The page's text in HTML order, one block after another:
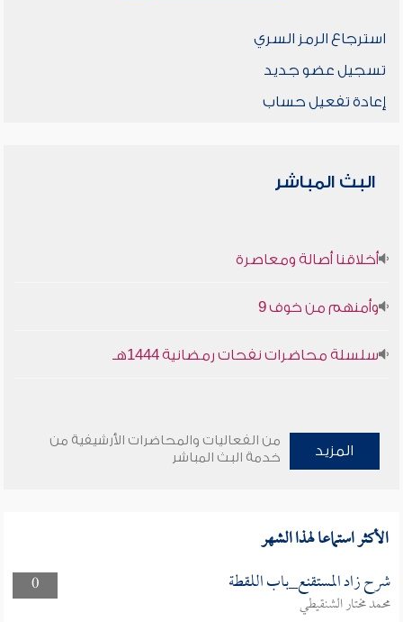
استرجاع الرمز السري
تسجيل عضو جديد
إعادة تفعيل حساب
البث المباشر
أخلاقنا أصالة ومعاصرة
وأمنهم من خوف 9
سلسلة محاضرات نفحات رمضانية 1444هـ
المزيد
من الفعاليات والمحاضرات الأرشيفية من
خدمة البث المباشر
الأكثر استماعا لهذا الشهر
0 شرح زاد المستقنع_باب اللقطة
محمد مختار الشنقيطي